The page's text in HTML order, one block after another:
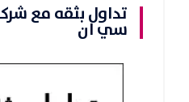
تداول بثقه مع
سي ان